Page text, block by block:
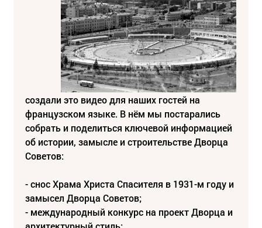
создали это видео для наших гостей на
французском языке. В нём мы постарались
собрать и поделиться ключевой информацией
об истории, замысле и строительстве Дворца
Советов:
- снос Храма Христа Спасителя в 1931-м году и
замысел Дворца Советов;
- международный конкурс на проект Дворца и